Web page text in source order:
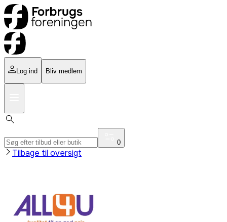
Log ind Bliv medlem
0
Tilbage til oversigt